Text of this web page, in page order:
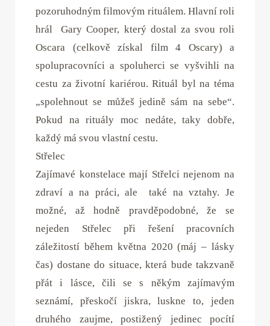
pozoruhodným filmovým rituálem. Hlavní roli
hrál Gary Cooper, který dostal za svou roli
Oscara (celkově získal film 4 Oscary) a
spolupracovníci a spoluherci se vyšvihli na
cestu za životní kariérou. Rituál byl na téma
„spolehnout se můžeš jedině sám na sebe“.
Pokud na rituály moc nedáte, taky dobře,
každý má svou vlastní cestu.
Střelec
Zajímavé konstelace mají Střelci nejenom na
zdraví a na práci, ale také na vztahy. Je
možné, až hodně pravděpodobné, že se
nejeden Střelec při řešení pracovních
záležitostí během května 2020 (máj – lásky
čas) dostane do situace, která bude takzvaně
přát i lásce, čili se s někým zajímavým
seznámí, přeskočí jiskra, luskne to, jeden
druhého zaujme, postižený jedinec pocítí